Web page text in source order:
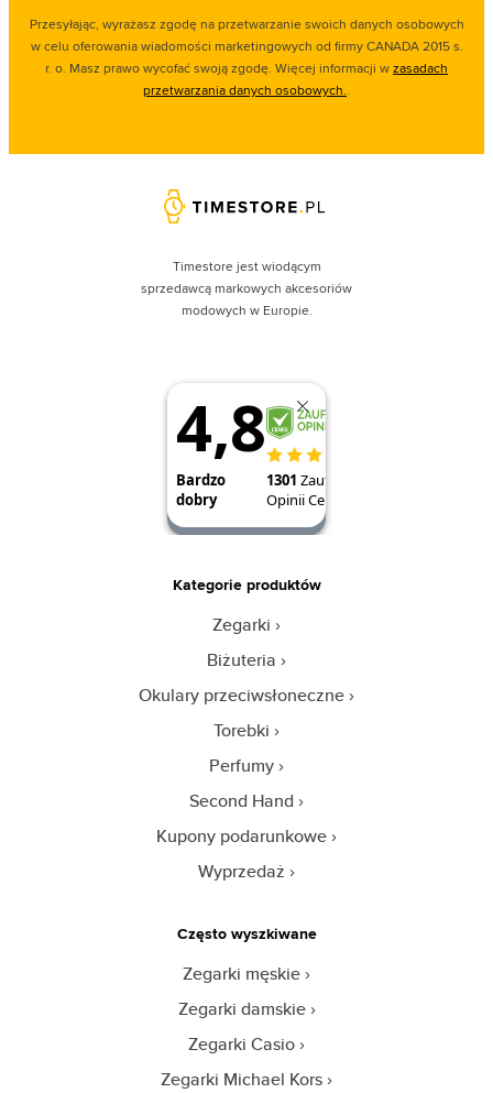
Przesyłając, wyrażasz zgodę na przetwarzanie swoich danych osobowych
w celu oferowania wiadomości marketingowych od firmy CANADA 2015 s.
r. o. Masz prawo wycofać swoją zgodę. Więcej informacji wzasadach
przetwarzania danych osobowych..
Timestore jest wiodącym
sprzedawcą markowych akcesoriów
modowych w Europie.
Kategorie produktów
Zegarki
Biżuteria
Okulary przeciwsłoneczne
Torebki
Perfumy
Second Hand
Kupony podarunkowe
Wyprzedaż
Często wyszkiwane
Zegarki męskie
Zegarki damskie
Zegarki Casio
Zegarki Michael Kors